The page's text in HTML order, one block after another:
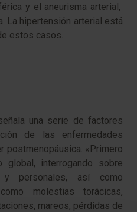
y el aneurisma arterial,
La hipertensión arterial está
estos casos.
una serie de factores
de las enfermedades
postmenopáusica. «Primero
interrogando sobre
y personales, así como
molestias torácicas,
mareos, pérdidas de